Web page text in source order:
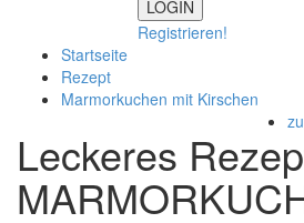
LOGIN
Registrieren!
Startseite
Rezept
Marmorkuchen mit Kirschen
Leckeres